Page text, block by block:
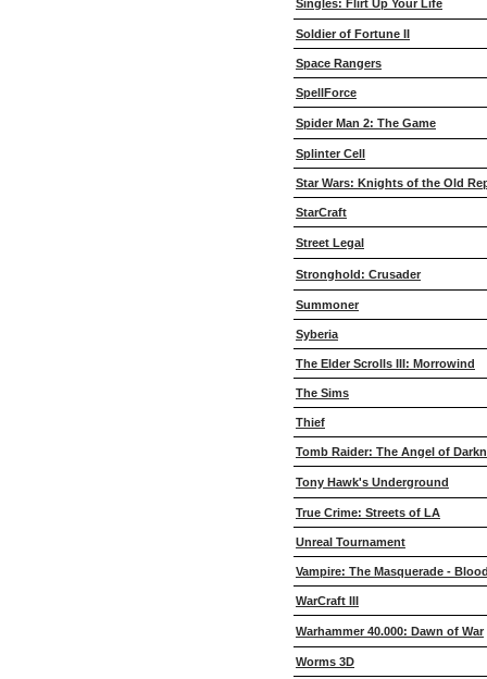
Singles: Flirt Up Your Life
Soldier of Fortune II
Space Rangers
SpellForce
Spider Man 2: The Game
Splinter Cell
Star Wars: Knights of the Old
StarCraft
Street Legal
Stronghold: Crusader
Summoner
Syberia
The Elder Scrolls III: Morrowind
The Sims
Thief
Tomb Raider: The Angel of
Tony Hawk's Underground
True Crime: Streets of LA
Unreal Tournament
Vampire: The Masquerade -
WarCraft III
Warhammer 40.000: Dawn of War
Worms 3D